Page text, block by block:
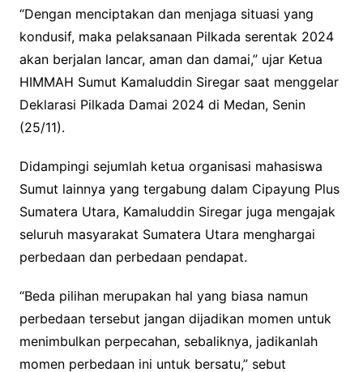
“Dengan menciptakan dan menjaga situasi yang
kondusif, maka pelaksanaan Pilkada serentak 2024
akan berjalan lancar, aman dan damai,” ujar Ketua
HIMMAH Sumut Kamaluddin Siregar saat menggelar
Deklarasi Pilkada Damai 2024 di Medan, Senin
(25/11).
Didampingi sejumlah ketua organisasi mahasiswa
Sumut lainnya yang tergabung dalam Cipayung Plus
Sumatera Utara, Kamaluddin Siregar juga mengajak
seluruh masyarakat Sumatera Utara menghargai
perbedaan dan perbedaan pendapat.
“Beda pilihan merupakan hal yang biasa namun
perbedaan tersebut jangan dijadikan momen untuk
menimbulkan perpecahan, sebaliknya, jadikanlah
momen perbedaan ini untuk bersatu,” sebut